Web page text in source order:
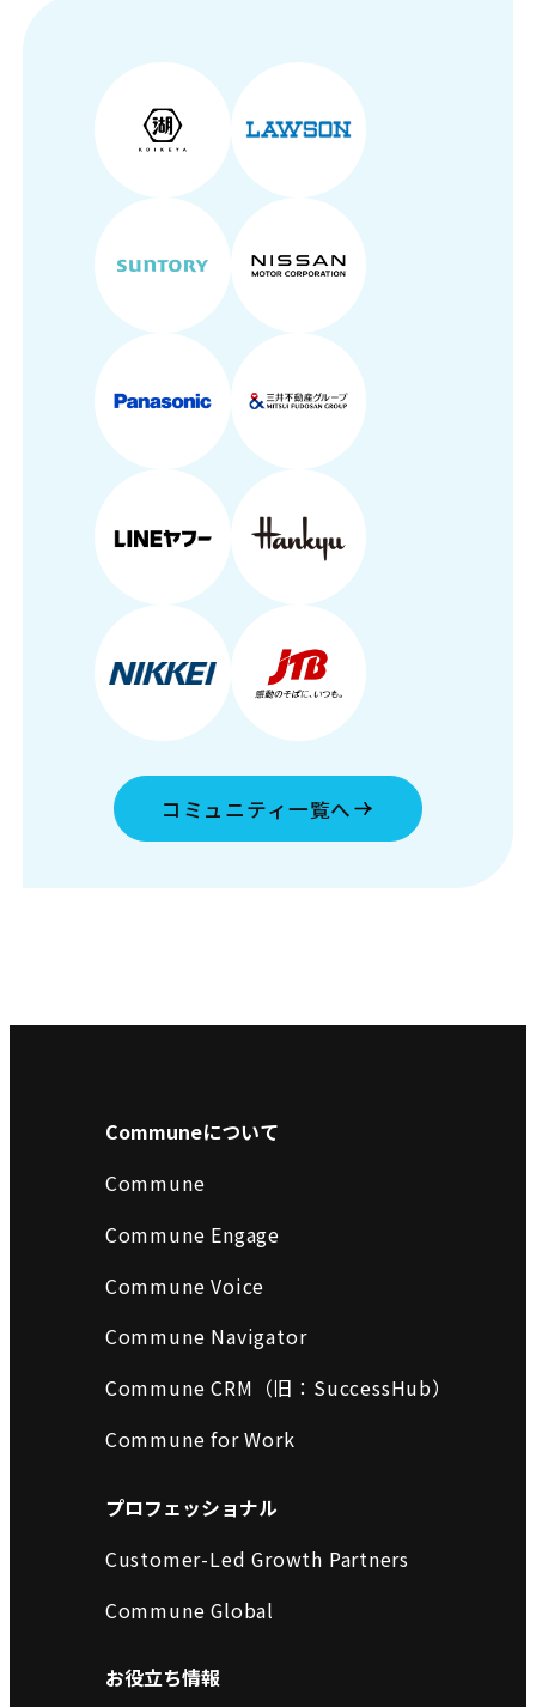
コミュニティ一覧へ
Communeについて
Commune
Commune Engage
Commune Voice
Commune Navigator
Commune CRM（旧：SuccessHub）
Commune for Work
プロフェッショナル
Customer-Led Growth Partners
Commune Global
お役立ち情報